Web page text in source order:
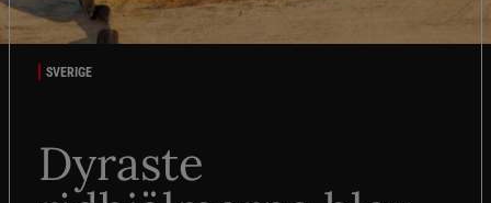
SVERIGE
Dyraste